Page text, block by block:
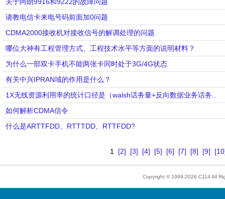
请教电信卡来电号码前面加0问题
CDMA2000接收机对接收信号的解调处理的问题
哪位大神有工程管理方式、工程技术水平等方面的说明材料？
为什么一部双卡手机不能两张卡同时处于3G/4G状态
有关中兴IPRAN域的作用是什么？
1X无线资源利用率的统计口径是（walsh话务量+反向数据业务话务..
如何解析CDMA信令
什么是ARTTFDD、RTTTDD、RTTFDD?
1 [2] [3] [4] [5] [6] [7] [8] [9]
Copyright © 1999-2026 C114All